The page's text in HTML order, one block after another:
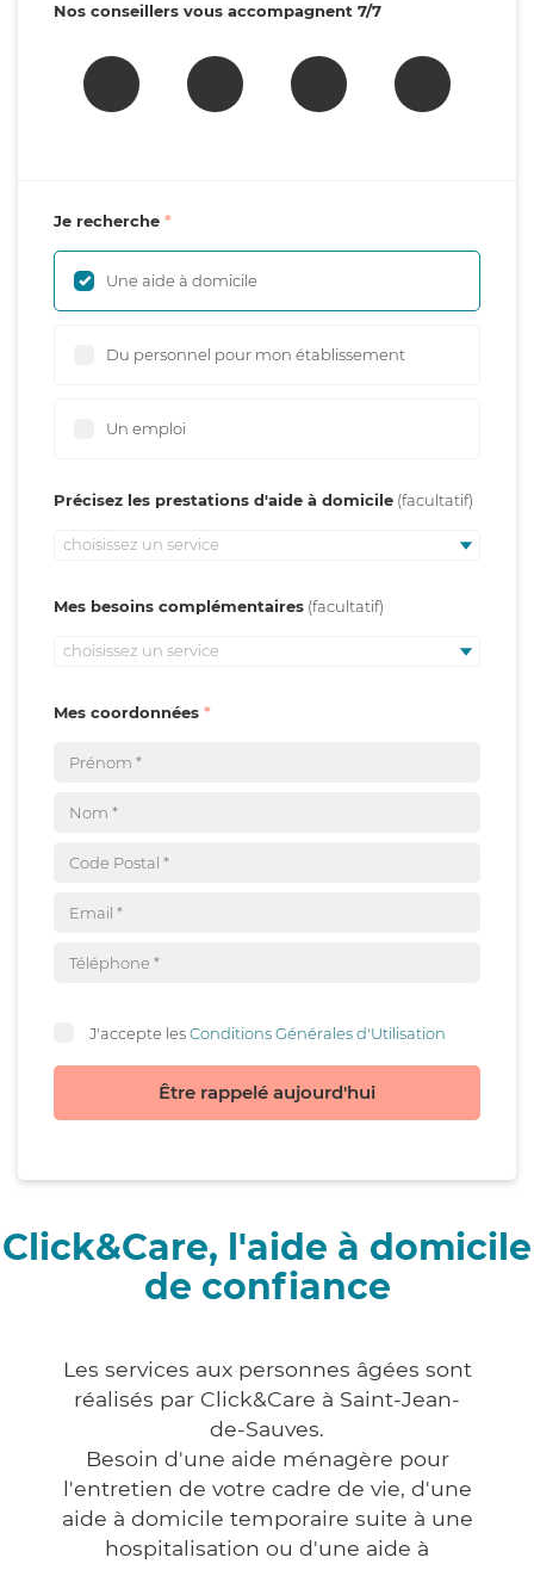
Nos conseillers vous accompagnent 7/7
Je recherche
Une aide à domicile
Du personnel pour mon établissement
Un emploi
Précisez les prestations d'aide à domicile
choisissez un service
Mes besoins complémentaires
choisissez un service
Mes coordonnées
J'accepte lesConditions Générales d'Utilisation
Être rappelé aujourd'hui
Click&Care, l'aide à domicile
de confiance
Les services aux personnes âgées sont
réalisés par Click&Care à Saint-Jean-
de-Sauves.
Besoin d'une aide ménagère pour
l'entretien de votre cadre de vie, d'une
aide à domicile temporaire suite à une
hospitalisation ou d'une aide à